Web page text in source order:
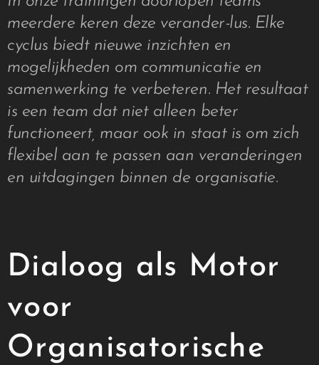
meerdere keren deze verander-lus. Elke
cyclus biedt nieuwe inzichten en
mogelijkheden om communicatie en
samenwerking te verbeteren. Het resultaat
is een team dat niet alleen beter
functioneert, maar ook in staat is om zich
flexibel aan te passen aan veranderingen
en uitdagingen binnen de organisatie.
Dialoog als Motor
voor
Organisatorische